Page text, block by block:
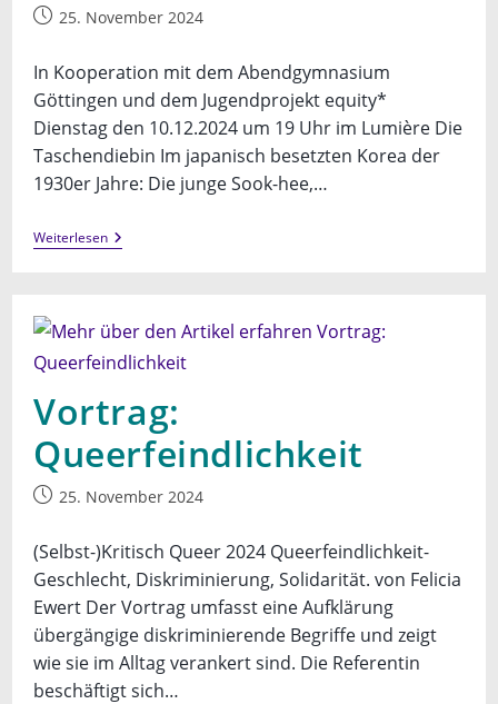
Beitrag25. November 2024
In Kooperation mit dem Abendgymnasium
Göttingen und dem Jugendprojekt equity*
Dienstag den 10.12.2024 um 19 Uhr im Lumière Die
Taschendiebin Im japanisch besetzten Korea der
1930er Jahre: Die junge Sook-hee,…
WeiterlesenFilmvorführung:
Die
Vortrag:
Queerfeindlichkeit
Beitrag25. November 2024
(Selbst-)Kritisch Queer 2024 Queerfeindlichkeit-
Geschlecht, Diskriminierung, Solidarität. von Felicia
Ewert Der Vortrag umfasst eine Aufklärung
übergängige diskriminierende Begriffe und zeigt
wie sie im Alltag verankert sind. Die Referentin
beschäftigt sich…